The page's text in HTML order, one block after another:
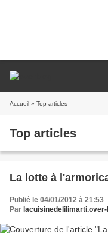
Accueil » Top articles
Top articles
La lotte à
Publié le 04/01/2012 à 21:53
Par